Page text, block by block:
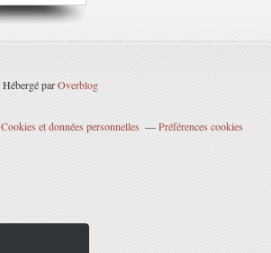
Hébergé parOverblog
Cookies et données personnelles Préférences cookies